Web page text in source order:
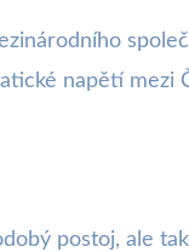
napětí mezi
postoj, ale